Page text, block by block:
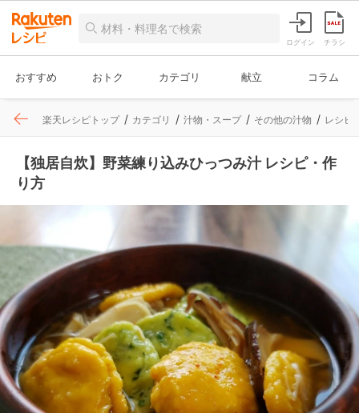
ログイン チラシ
おすすめ おトク カテゴリ 献立 コラム
楽天レシピトップ カテゴリ 汁物・スープ その他の汁物 レシピ
【独居自炊】野菜練り込みひっつみ汁 レシピ・作
り方